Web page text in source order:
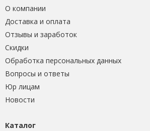
О компании
Доставка и оплата
Отзывы и заработок
Скидки
Обработка персональных данных
Вопросы и ответы
Юр лицам
Новости
Каталог